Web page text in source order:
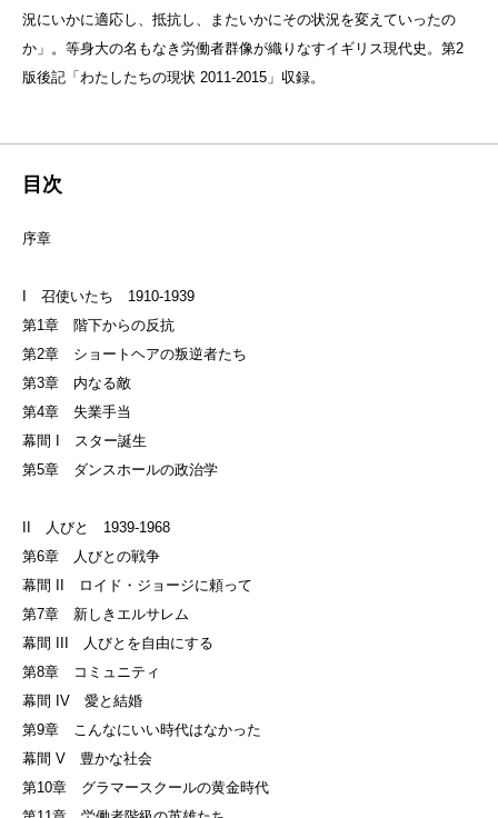
況にいかに適応し、抵抗し、またいかにその状況を変えていったの
か」。等身大の名もなき労働者群像が織りなすイギリス現代史。第2
版後記「わたしたちの現状 2011-2015」収録。
目次
序章
I 召使いたち 1910-1939
第1章 階下からの反抗
第2章 ショートヘアの叛逆者たち
第3章 内なる敵
第4章 失業手当
幕間 I スター誕生
第5章 ダンスホールの政治学
II 人びと 1939-1968
第6章 人びとの戦争
幕間 II ロイド・ジョージに頼って
第7章 新しきエルサレム
幕間 III 人びとを自由にする
第8章 コミュニティ
幕間 IV 愛と結婚
第9章 こんなにいい時代はなかった
幕間 V 豊かな社会
第10章 グラマースクールの黄金時代